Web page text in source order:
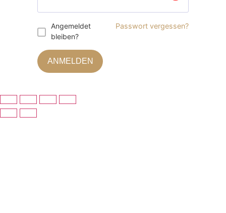
Angemeldet
bleiben?
Passwort vergessen?
ANMELDEN